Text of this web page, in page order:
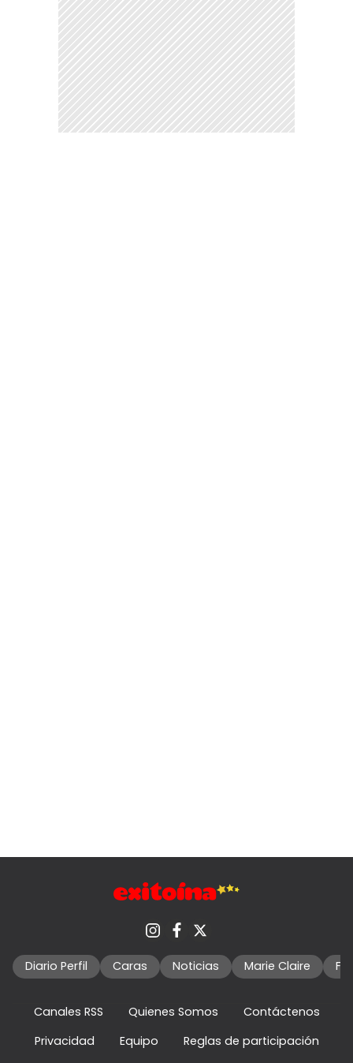
Diario Perfil Caras Noticias Marie Claire
Canales RSS Quienes Somos
Contáctenos
Privacidad
Equipo
Reglas de participación